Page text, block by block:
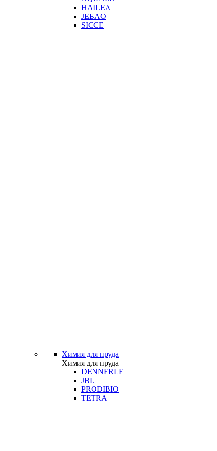
HAILEA
JEBAO
SICCE
Химия для пруда
Химия для пруда
DENNERLE
JBL
PRODIBIO
TETRA